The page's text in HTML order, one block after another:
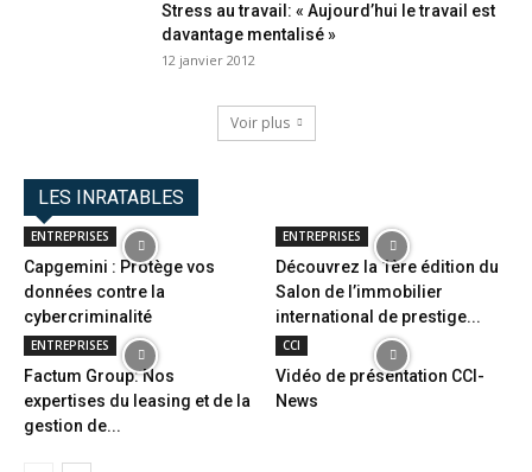
Stress au travail: « Aujourd’hui le travail est
davantage mentalisé »
12 janvier 2012
Voir plus
LES INRATABLES
ENTREPRISES
Capgemini : Protège vos
données contre la
cybercriminalité
ENTREPRISES
Découvrez la 1ère édition du
Salon de l’immobilier
international de prestige...
ENTREPRISES
Factum Group: Nos
expertises du leasing et de la
gestion de...
CCI
Vidéo de présentation CCI-
News